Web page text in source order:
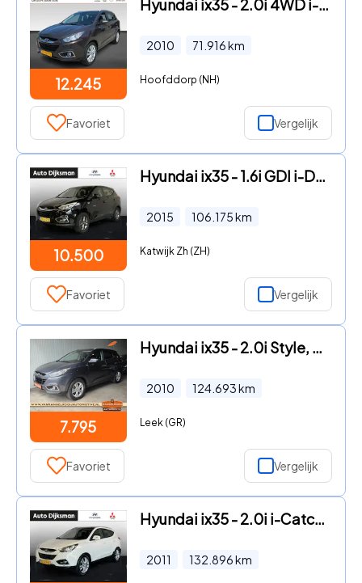
12.245
Hyundai ix35 - 2.0i 4WD i-Catcher
2010 71.916km
Hoofddorp (NH)
Favoriet Vergelijk
10.500
Hyundai ix35 - 1.6i GDI i-Drive
2015 106.175km
Katwijk Zh (ZH)
Favoriet Vergelijk
7.795
Hyundai ix35 - 2.0i Style, clima, cruise, pdc v+a, 17" lmv, half leer
2010 124.693km
Leek (GR)
Favoriet Vergelijk
Hyundai ix35 - 2.0i i-Catcher
2011 132.896km